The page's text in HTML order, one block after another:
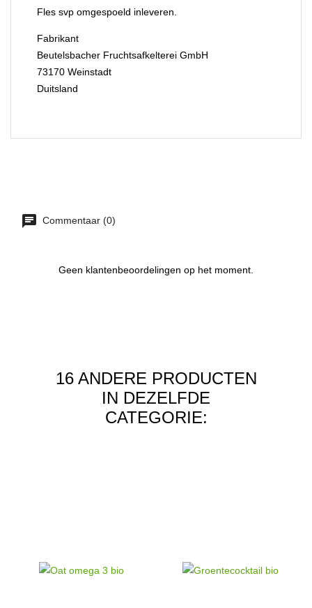
Fles svp omgespoeld inleveren.
Fabrikant
Beutelsbacher Fruchtsafkelterei GmbH
73170 Weinstadt
Duitsland
Commentaar (0)
Geen klantenbeoordelingen op het moment.
16 ANDERE PRODUCTEN
IN DEZELFDE
CATEGORIE: